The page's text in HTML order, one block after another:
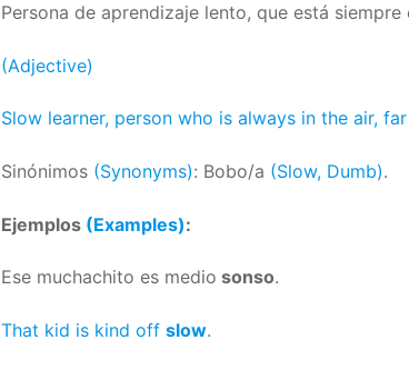
Persona de aprendizaje lento, que está
(Adjective)
Slow learner, person who is always in the air,
Sinónimos (Synonyms): Bobo/a (Slow, Dumb).
Ejemplos (Examples):
Ese muchachito es medio sonso.
That kid is kind off slow.